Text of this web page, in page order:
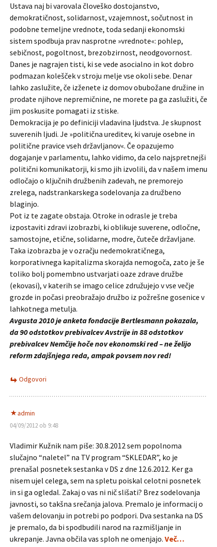
Ustava naj bi varovala človeško dostojanstvo,
demokratičnost, solidarnost, vzajemnost, sočutnost in
podobne temeljne vrednote, toda sedanji ekonomski
sistem spodbuja prav nasprotne »vrednote«: pohlep,
sebičnost, pogoltnost, brezobzirnost, neodgovornost.
Danes je nagrajen tisti, ki se vede asocialno in kot dobro
podmazan kolešček v stroju melje vse okoli sebe. Denar
lahko zaslužite, če izženete iz domov obubožane družine in
prodate njihove nepremičnine, ne morete pa ga zaslužiti, če
jim poskusite pomagati iz stiske.
Demokracija je po definiciji vladavina ljudstva. Je skupnost
suverenih ljudi. Je »politična ureditev, ki varuje osebne in
politične pravice vseh državljanov«. Če opazujemo
dogajanje v parlamentu, lahko vidimo, da celo najspretnejši
politični komunikatorji, ki smo jih izvolili, da v našem imenu
odločajo o ključnih družbenih zadevah, ne premorejo
zrelega, nadstrankarskega sodelovanja za družbeno
blaginjo.
Pot iz te zagate obstaja. Otroke in odrasle je treba
izpostaviti zdravi izobrazbi, ki oblikuje suverene, odločne,
samostojne, etične, solidarne, modre, čuteče državljane.
Taka izobrazba je v ozračju nedemokratičnega,
korporativnega kapitalizma skorajda nemogoča, zato je še
toliko bolj pomembno ustvarjati oaze zdrave družbe
(ekovasi), v katerih se imago celice združujejo v vse večje
grozde in počasi preobražajo družbo iz požrešne gosenice v
lahkotnega metulja.
Avgusta 2010 je anketa fondacije Bertlesmann pokazala,
da 90 odstotkov prebivalcev Avstrije in 88 odstotkov
prebivalcev Nemčije hoče nov ekonomski red – ne želijo
reform zdajšnjega reda, ampak povsem nov red!
Odgovori
admin
04/09/2012 ob 9:48
Vladimir Kužnik nam piše: 30.8.2012 sem popolnoma
slučajno “naletel” na TV program “SKLEDAR”, ko je
prenašal posnetek sestanka v DS z dne 12.6.2012. Ker ga
nisem ujel celega, sem na spletu poiskal celotni posnetek
in si ga ogledal. Zakaj o vas ni nič slišati? Brez sodelovanja
javnosti, so takšna srečanja jalova. Premalo je informacij o
vašem delovanju in potrebi po podpori. Dva sestanka na DS
je premalo, da bi spodbudili narod na razmišljanje in
ukrepanje. Javna občila vas sploh ne omenjajo. Več…